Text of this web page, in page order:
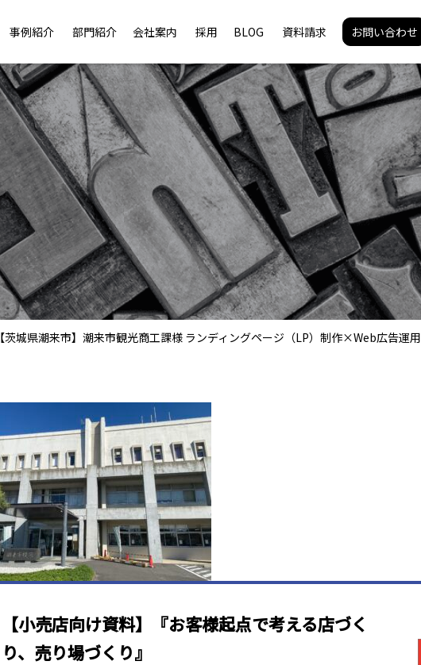
事例紹介 部門紹介 会社案内 採用 BLOG 資料請求 お問い合わせ
【茨城県潮来市】潮来市観光商工課様 ランディングページ（LP）制作×Web広告運用
【小売店向け資料】『お客様起点で考える店づく
り、売り場づくり』